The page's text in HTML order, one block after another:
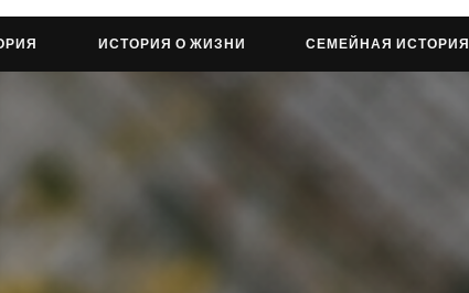
ИСТОРИЯ О ЖИЗНИ СЕМЕЙНАЯ ИСТОРИЯ